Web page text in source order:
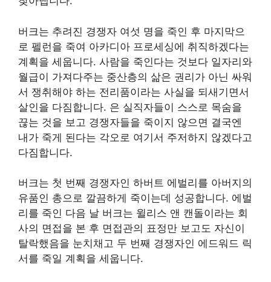
버크는 추려진 경쟁자 여섯 명을 죽인 후 마지막으
로 펠런을 죽여 아카디아 프로세싱에 취직하겠다는
계획을 세웁니다. 사람을 죽인다는 것보다 일자리와
월급이 가져다주는 중산층의 삶은 권리가 아닌 싸워
서 쟁취해야 하는 전리품이라는 사실을 되새기면서
살인을 다짐합니다. 은 실직자들이 스스로 목숨을
끊는 것을 보고 경쟁자들을 죽이지 않으면 결국엔
내가 죽게 된다는 각오로 여기서 주저하지 않겠다고
다짐합니다.
버크는 첫 번째 경쟁자인 하버트 에벌리를 아버지의
유품인 총으로 깔끔하게 죽이는데 성공합니다. 에벌
리를 죽인 다음 날 버크는 윌리스 앤 캔돌이라는 회
사의 면접을 본 후 면접관의 표정만 보고도 자신이
탈락했음을 눈치채고 두 번째 경쟁자인 에드워드 릭
서를 죽일 계획을 세웁니다.